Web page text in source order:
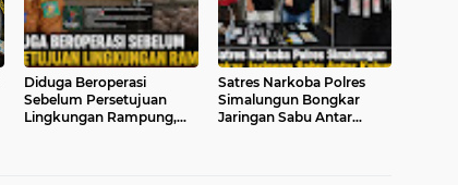
Diduga Beroperasi
Sebelum Persetujuan
Lingkungan Rampung,
Satres Narkoba Polres
Simalungun Bongkar
Jaringan Sabu Antar